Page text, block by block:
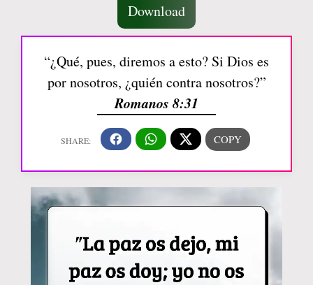
Download
“¿Qué, pues, diremos a esto? Si Dios es
por nosotros, ¿quién contra nosotros?”
Romanos 8:31